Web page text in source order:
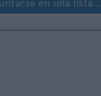
en una lista...